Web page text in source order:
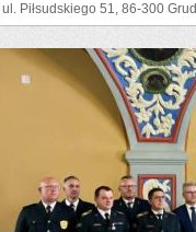
ul. Piłsudskiego 51, 86-300